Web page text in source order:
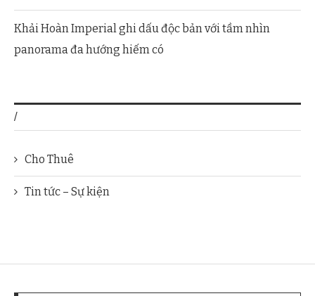
Khải Hoàn Imperial ghi dấu độc bản với tầm nhìn
panorama đa hướng hiếm có
/
Cho Thuê
Tin tức – Sự kiện